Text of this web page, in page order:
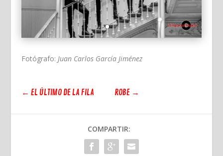
Fotógrafo: Juan Carlos García Jiménez
← EL ÚLTIMO DE LA FILA ROBE→
COMPARTIR: